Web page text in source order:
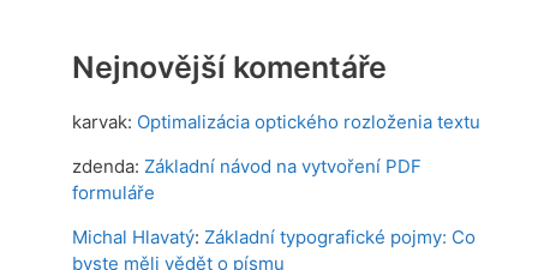
Nejnovější komentáře
karvak: Optimalizácia optického rozloženia textu
zdenda: Základní návod na vytvoření PDF
formuláře
Michal Hlavatý: Základní typografické pojmy: Co
byste měli vědět o písmu